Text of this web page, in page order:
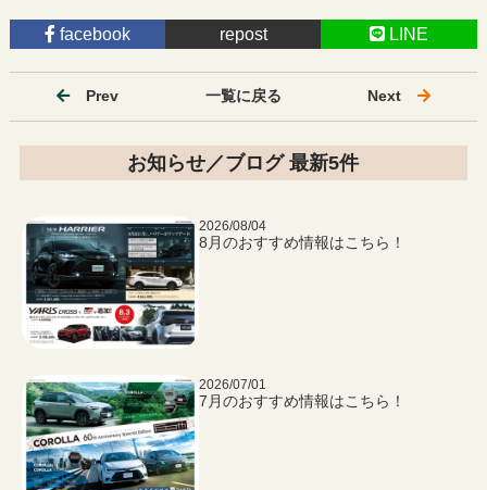
facebook repost LINE
Prev 一覧に戻る Next
お知らせ／ブログ 最新5件
2026/08/04
8月のおすすめ情報はこちら！
2026/07/01
7月のおすすめ情報はこちら！